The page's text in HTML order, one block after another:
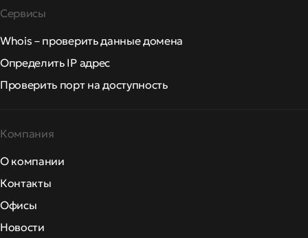
Сервисы
Whois – проверить данные домена
Определить IP адрес
Проверить порт на доступность
Компания
О компании
Контакты
Офисы
Новости